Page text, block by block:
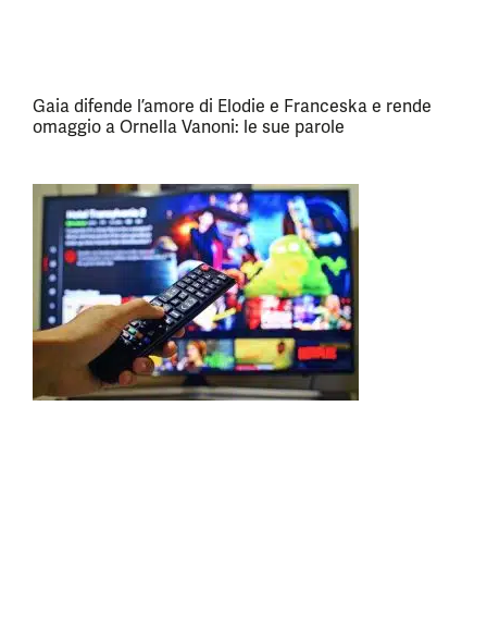
Gaia difende l’amore di Elodie e Franceska e rende
omaggio a Ornella Vanoni: le sue parole